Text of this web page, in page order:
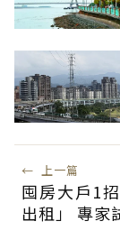
← 上一篇
囤房大戶1
出租」 專家